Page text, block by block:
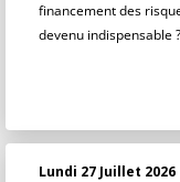
financement des
devenu indispensable ?
Lundi 27 Juillet 2026